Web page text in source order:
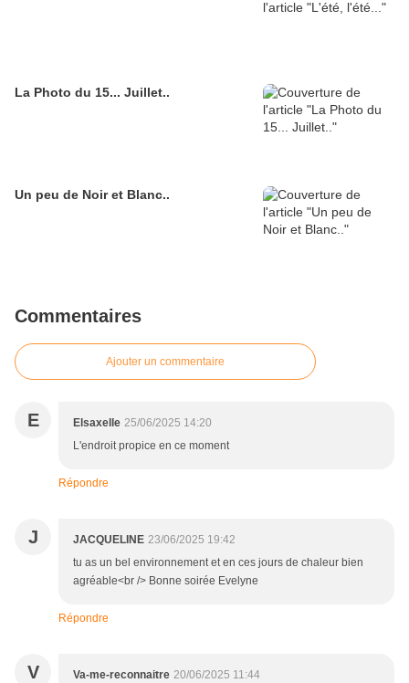
La Photo du 15... Juillet..
Un peu de Noir et Blanc..
Commentaires
Ajouter un commentaire
E Elsaxelle 25/06/2025 14:20
L'endroit propice en ce moment
Répondre
J JACQUELINE 23/06/2025 19:42
tu as un bel environnement et en ces jours de chaleur bien
agréable<br /> Bonne soirée Evelyne
Répondre
V Va-me-reconnaitre 20/06/2025 11:44